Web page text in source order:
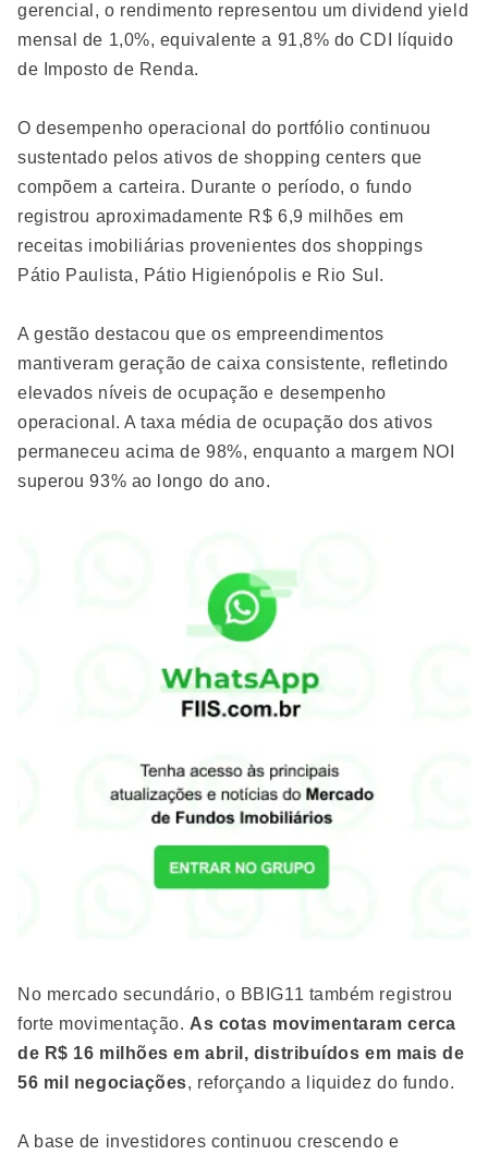
gerencial, o rendimento representou um dividend yield
mensal de 1,0%, equivalente a 91,8% do CDI líquido
de Imposto de Renda.
O desempenho operacional do portfólio continuou
sustentado pelos ativos de shopping centers que
compõem a carteira. Durante o período, o fundo
registrou aproximadamente R$ 6,9 milhões em
receitas imobiliárias provenientes dos shoppings
Pátio Paulista, Pátio Higienópolis e Rio Sul.
A gestão destacou que os empreendimentos
mantiveram geração de caixa consistente, refletindo
elevados níveis de ocupação e desempenho
operacional. A taxa média de ocupação dos ativos
permaneceu acima de 98%, enquanto a margem NOI
superou 93% ao longo do ano.
No mercado secundário, o BBIG11 também registrou
forte movimentação.As cotas movimentaram cerca
de R$ 16 milhões em abril, distribuídos em mais de
56 mil negociações, reforçando a liquidez do fundo.
A base de investidores continuou crescendo e